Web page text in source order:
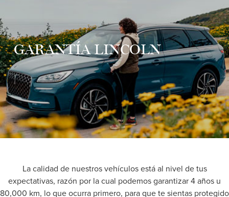
GARANTÍA LINCOLN
La calidad de nuestros vehículos está al nivel de tus
expectativas, razón por la cual podemos garantizar 4 años u
80,000 km, lo que ocurra primero, para que te sientas protegido